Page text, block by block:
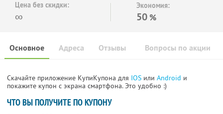
Цена без скидки:
∞
Экономия:
50 %
Основное Отзывы Вопросы по акции
Адреса
Скачайте приложение КупиКупона для IOS или Android и
покажите купон с экрана смартфона. Это удобно :)
ЧТО ВЫ ПОЛУЧИТЕ ПО КУПОНУ